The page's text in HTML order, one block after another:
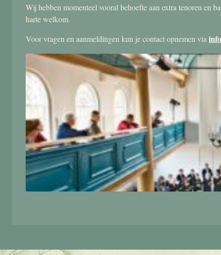
Wij hebben momenteel vooral behoefte aan extra tenoren en
harte welkom.
Voor vragen en aanmeldingen kun je contact opnemen via